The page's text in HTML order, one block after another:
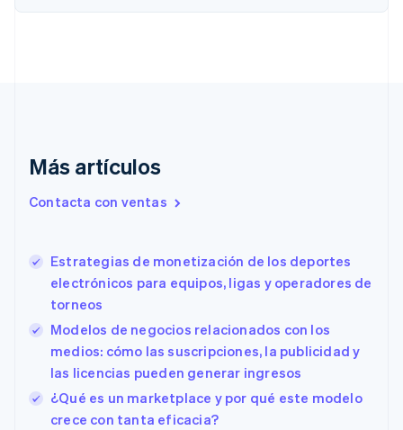
Más artículos
Contacta con ventas
Estrategias de monetización de los deportes
electrónicos para equipos, ligas y operadores de
torneos
Modelos de negocios relacionados con los
medios: cómo las suscripciones, la publicidad y
las licencias pueden generar ingresos
¿Qué es un marketplace y por qué este modelo
crece con tanta eficacia?
China continental
English
Eslovaquia
España
EspañolEnglish
Estados Unidos
English Español 简体中文
English
Finlandia
EnglishSvenska
Francia